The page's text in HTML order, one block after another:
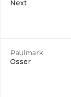
Next
Paulmark
Osser